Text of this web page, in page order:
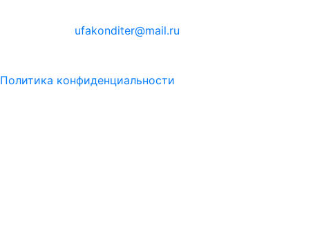
ufakonditer@mail.ru
Политика конфиденциальности